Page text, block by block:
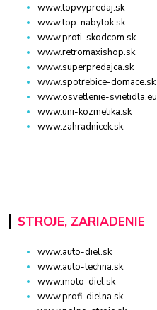
www.topvypredaj.sk
www.top-nabytok.sk
www.proti-skodcom.sk
www.retromaxishop.sk
www.superpredajca.sk
www.spotrebice-domace.sk
www.osvetlenie-svietidla.eu
www.uni-kozmetika.sk
www.zahradnicek.sk
STROJE, ZARIADENIE
www.auto-diel.sk
www.auto-techna.sk
www.moto-diel.sk
www.profi-dielna.sk